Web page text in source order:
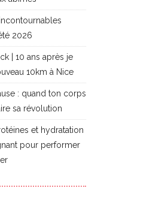
2026
| 10 ans après je
10km à Nice
: quand ton corps
sa révolution
et hydratation
pour performer